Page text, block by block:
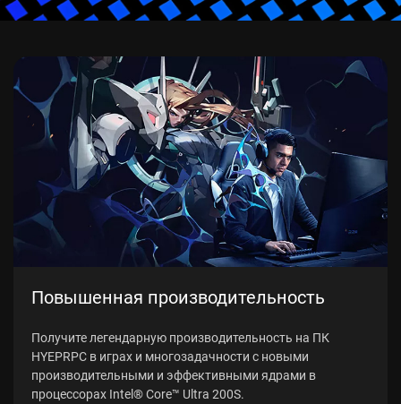
Повышенная производительность
Получите легендарную производительность на ПК
HYEPRPC в играх и многозадачности с новыми
производительными и эффективными ядрами в
процессорах Intel® Core™ Ultra 200S.